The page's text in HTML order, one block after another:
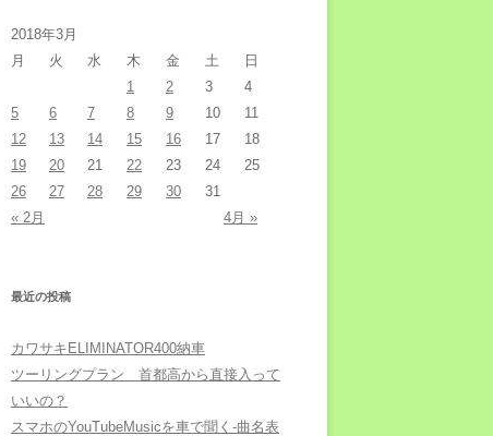
2018年3月
月
火 水 木 金 土
日
1
2 3
4
5
6 7 8 9 10
11
12
13 14 15 16 17
18
19
20 21 22 23 24
25
26
27 28 29 30
31
« 2月
4月 »
最近の投稿
カワサキELIMINATOR400納車
ツーリングプラン 首都高から直接入って
いいの？
スマホのYouTubeMusicを車で聞く-曲名表